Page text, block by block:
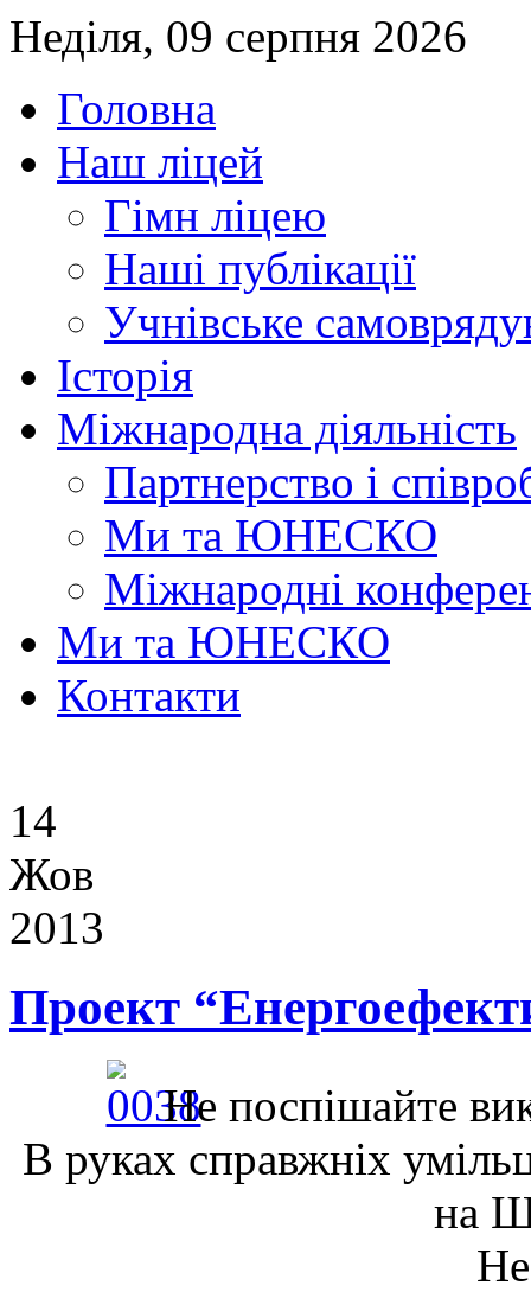
Неділя, 09 серпня 2026
Головна
Наш ліцей
Гімн ліцею
Наші публікації
Учнівське
Історія
Міжнародна діяльність
Партнерство і
Ми та ЮНЕСКО
Міжнародні
Ми та ЮНЕСКО
Контакти
14
Жов
2013
Проект
Не поспішайте
В руках справжніх
на